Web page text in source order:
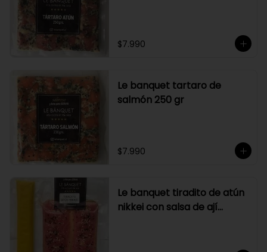
$7.990
Le banquet tartaro de
salmón 250 gr
$7.990
Le banquet tiradito de atún
nikkei con salsa de ají